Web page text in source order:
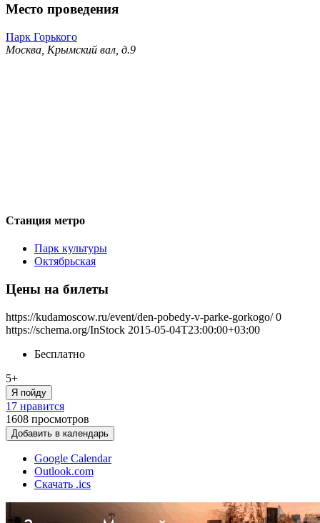
Место проведения
Парк Горького
Москва, Крымский вал, д.9
Станция метро
Парк культуры
Октябрьская
Цены на билеты
https://kudamoscow.ru/event/den-pobedy-v-parke-gorkogo/ 0
https://schema.org/InStock 2015-05-04T23:00:00+03:00
Бесплатно
5+
Я пойду
17 нравится
1608 просмотров
Добавить в календарь
Google Calendar
Outlook.com
Скачать .ics